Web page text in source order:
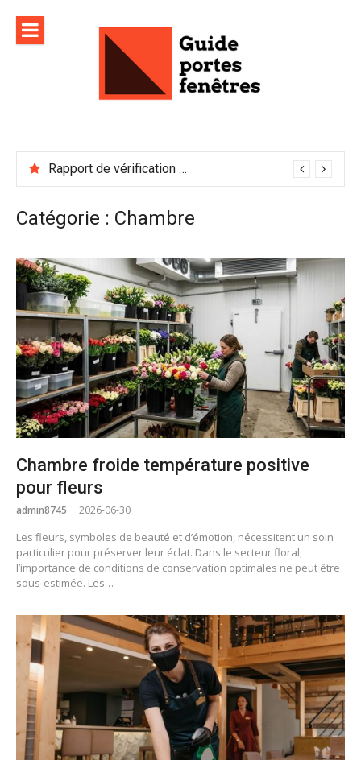
contenu
Rapport de vérification sécurité : à conserver précieusement
Catégorie : Chambre
Chambre froide température positive
pour fleurs
admin8745 2026-06-30
Les fleurs, symboles de beauté et d’émotion, nécessitent un soin
particulier pour préserver leur éclat. Dans le secteur floral,
l’importance de conditions de conservation optimales ne peut être
sous-estimée. Les…